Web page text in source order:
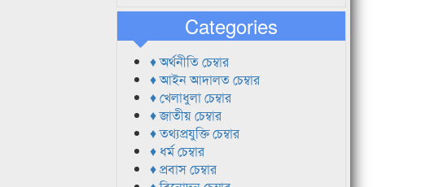
Categories
♦ অর্থনীতি চেম্বার
♦ আইন আদালত চেম্বার
♦ খেলাধুলা চেম্বার
♦ জাতীয় চেম্বার
♦ তথ্যপ্রযুক্তি চেম্বার
♦ ধর্ম চেম্বার
♦ প্রবাস চেম্বার